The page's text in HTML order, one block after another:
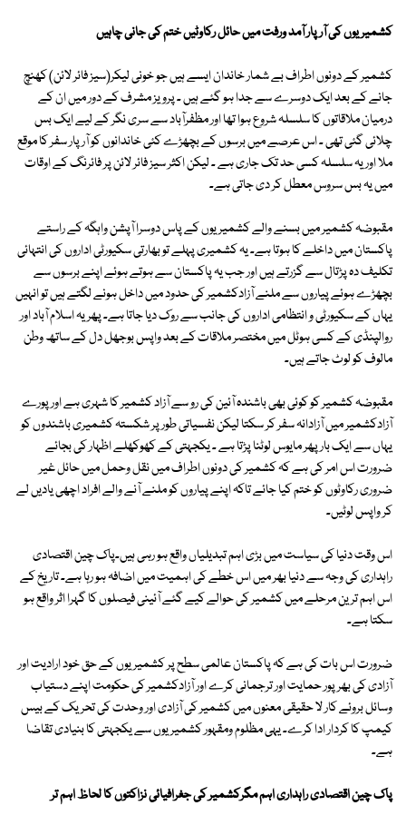
کشمیریوں کی آرپار آمد ورفت میں حائل رکاوٹیں ختم کی جانی چاہیں
کشمیر کے دونوں اطراف بے شمار خاندان ایسے ہیں جو خونی لیکر(سیز فائر لائن) کھنچ
جانے کے بعد ایک دوسرے سے جدا ہو گئے ہیں ۔ پرویز مشرف کے دور میں ان کے
درمیان ملاقاتوں کا سلسلہ شروع ہوا تھا اور مظفرآباد سے سری نگر کے لیے ایک بس
چلائی گئی تھی ۔ اس عرصے میں برسوں کے بچھڑے کئی خاندانوں کو آر پار سفر کا موقع
ملا اور یہ سلسلہ کسی حد تک جاری ہے ۔ لیکن اکثر سیز فائر لائن پر فائرنگ کے اوقات
میں یہ بس سروس معطل کر دی جاتی ہے۔
مقبوضہ کشمیر میں بسنے والے کشمیریوں کے پاس دوسرا آپشن واہگہ کے راستے
پاکستان میں داخلے کا ہوتا ہے۔ یہ کشمیری پہلے تو بھارتی سکیورٹی اداروں کی انتہائی
تکلیف دہ پڑتال سے گزرتے ہیں اور جب یہ پاکستان سے ہوتے ہوئے اپنے برسوں سے
بچھڑے ہوئے پیاروں سے ملنے آزادکشمیر کی حدود میں داخل ہونے لگتے ہیں تو انہیں
یہاں کے سکیورٹی و انتظامی اداروں کی جانب سے روک دیا جاتا ہے۔ پھر یہ اسلام آباد اور
روالپنڈی کے کسی ہوٹل میں مختصر ملاقات کے بعد واپس بوجھل دل کے ساتھ وطن
مالوف کو لوٹ جاتے ہیں۔
مقبوضہ کشمیر کو کوئی بھی باشندہ آئین کی رو سے آزاد کشمیر کا شہری ہے اور پورے
آزادکشمیر میں آزادانہ سفر کر سکتا لیکن نفسیاتی طور پر شکستہ کشمیری باشندوں کو
یہاں سے ایک بار پھر مایوس لوٹنا پڑتا ہے ۔ یکجہتی کے کھوکھلے اظہار کی بجائے
ضرورت اس امر کی ہے کہ کشمیر کی دونوں اطراف میں نقل وحمل میں حائل غیر
ضروری رکاوٹوں کو ختم کیا جائے تاکہ اپنے پیاروں کو ملنے آنے والے افراد اچھی یادیں لے
کر واپس لوٹیں۔
اس وقت دنیا کی سیاست میں بڑی اہم تبدیلیاں واقع ہو رہی ہیں۔پاک چین اقتصادی
راہداری کی وجہ سے دنیا بھر میں اس خطے کی اہمیت میں اضافہ ہو رہا ہے۔ تاریخ کے
اس اہم ترین مرحلے میں کشمیر کی حوالے کیے گئے آئینی فیصلوں کا گہرا اثر واقع ہو
سکتا ہے۔
ضرورت اس بات کی ہے کہ پاکستان عالمی سطح پر کشمیریوں کے حق خود ارادیت اور
آزادی کی بھرپور حمایت اور ترجمانی کرے اور آزادکشمیر کی حکومت اپنے دستیاب
وسائل بروئے کار لا حقیقی معنوں میں کشمیر کی آزادی اور وحدت کی تحریک کے بیس
کیمپ کا کردار ادا کرے۔ یہی مظلوم ومقہور کشمیریوں سے یکجہتی کا بنیادی تقاضا
ہے۔
پاک چین اقتصادی راہداری اہم مگرکشمیر کی جغرافیائی نزاکتوں کا لحاظ اہم تر